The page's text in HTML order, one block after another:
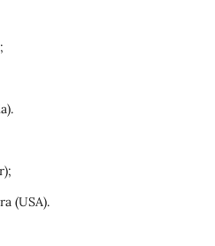
(USA).